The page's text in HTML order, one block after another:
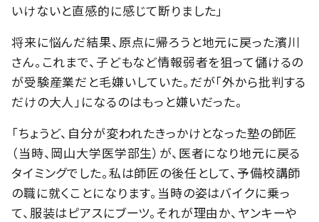
いけないと直感的に感じて断りました」
将来に悩んだ結果、原点に帰ろうと地元に戻った濱川
さん。これまで、子どもなど情報弱者を狙って儲けるの
が受験産業だと毛嫌いしていた。だが「外から批判する
だけの大人」になるのはもっと嫌いだった。
「ちょうど、自分が変われたきっかけとなった塾の師匠
（当時、岡山大学医学部生）が、医者になり地元に戻る
タイミングでした。私は師匠の後任として、予備校講師
の職に就くことになります。当時の姿はバイクに乗っ
て、服装はピアスにブーツ。それが理由か、ヤンキーや